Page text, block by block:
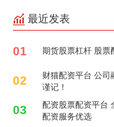
最近发表
01 期货股票杠杆 股票
02
财猫配资平台 公
谨记！
03
配资股票配资平台
配资服务优选